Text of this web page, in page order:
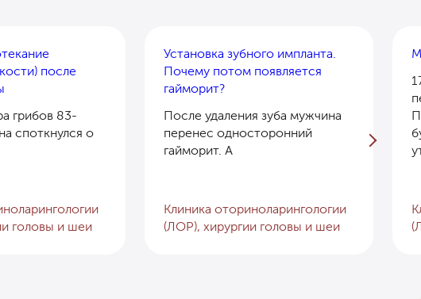
после
грибов 83-
споткнулся о
головы и шеи
Установка зубного импланта.
Почему потом появляется
гайморит?
После удаления зуба мужчина
перенес односторонний
гайморит. А
Клиника оториноларингологии
(ЛОР), хирургии головы и шеи